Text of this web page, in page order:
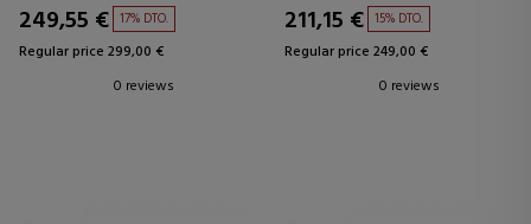
249,55 € 17% DTO.
Regular price 299,00 €
0 reviews
211,15 € 15% DTO.
Regular price 249,00 €
0 reviews